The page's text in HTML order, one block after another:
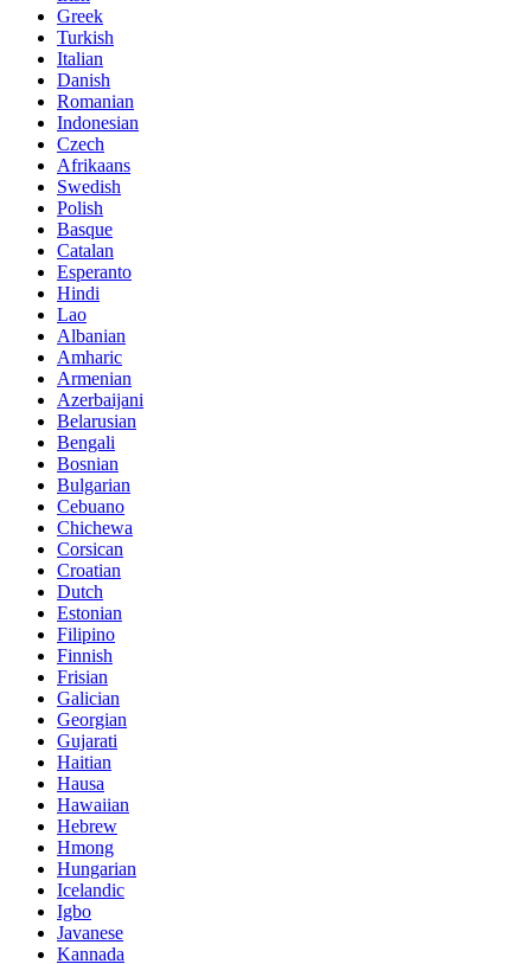
Greek
Turkish
Italian
Danish
Romanian
Indonesian
Czech
Afrikaans
Swedish
Polish
Basque
Catalan
Esperanto
Hindi
Lao
Albanian
Amharic
Armenian
Azerbaijani
Belarusian
Bengali
Bosnian
Bulgarian
Cebuano
Chichewa
Corsican
Croatian
Dutch
Estonian
Filipino
Finnish
Frisian
Galician
Georgian
Gujarati
Haitian
Hausa
Hawaiian
Hebrew
Hmong
Hungarian
Icelandic
Igbo
Javanese
Kannada